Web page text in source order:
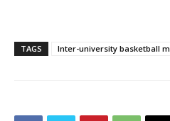
TAGS Inter-university basketball